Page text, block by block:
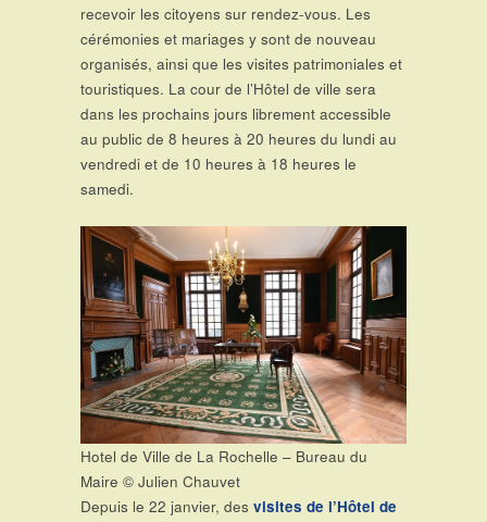
recevoir les citoyens sur rendez-vous. Les
cérémonies et mariages y sont de nouveau
organisés, ainsi que les visites patrimoniales et
touristiques. La cour de l’Hôtel de ville sera
dans les prochains jours librement accessible
au public de 8 heures à 20 heures du lundi au
vendredi et de 10 heures à 18 heures le
samedi.
Hotel de Ville de La Rochelle – Bureau du
Maire © Julien Chauvet
Depuis le 22 janvier, des visites de l’Hôtel de